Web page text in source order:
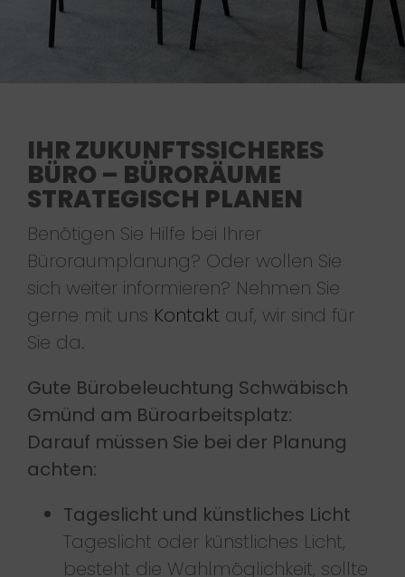
IHR ZUKUNFTSSICHERES
BÜRO – BÜRORÄUME
STRATEGISCH PLANEN
Benötigen Sie Hilfe bei Ihrer
Büroraumplanung? Oder wollen Sie
sich weiter informieren? Nehmen Sie
gerne mit uns Kontakt auf, wir sind für
Sie da.
Gute Bürobeleuchtung Schwäbisch
Gmünd am Büroarbeitsplatz:
Darauf müssen Sie bei der Planung
achten:
Tageslicht und künstliches Licht
Tageslicht oder künstliches Licht,
besteht die Wahlmöglichkeit, sollte